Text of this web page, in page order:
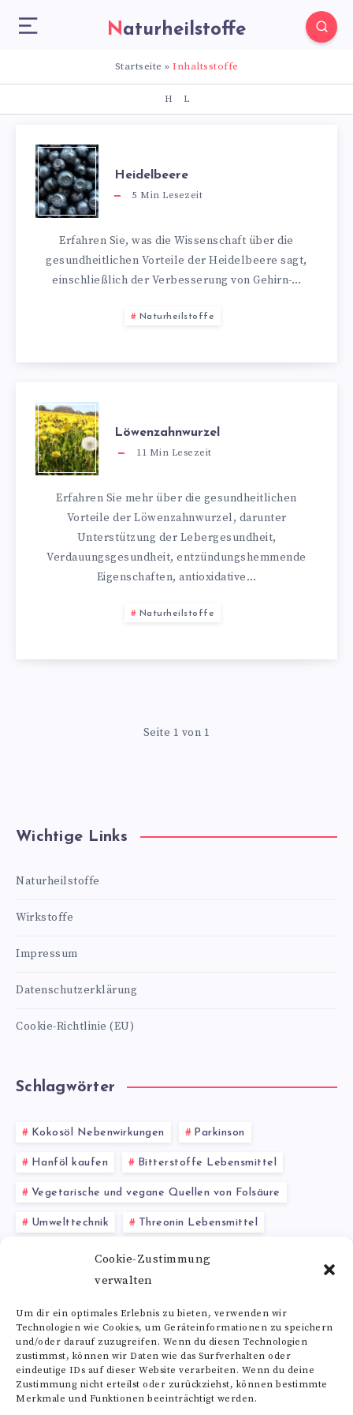
Cookie-Zustimmung
verwalten
Um dir ein optimales Erlebnis zu bieten, verwenden wir
Technologien wie Cookies, um Geräteinformationen zu speichern
und/oder darauf zuzugreifen. Wenn du diesen Technologien
zustimmst, können wir Daten wie das Surfverhalten oder
eindeutige IDs auf dieser Website verarbeiten. Wenn du deine
Zustimmung nicht erteilst oder zurückziehst, können bestimmte
Merkmale und Funktionen beeinträchtigt werden.
Naturheilstoffe
Startseite » Inhaltsstoffe
H L
Heidelbeere
5 Min Lesezeit
Erfahren Sie, was die Wissenschaft über die
gesundheitlichen Vorteile der Heidelbeere sagt,
einschließlich der Verbesserung von Gehirn-…
Naturheilstoffe
Löwenzahnwurzel
11 Min Lesezeit
Erfahren Sie mehr über die gesundheitlichen
Vorteile der Löwenzahnwurzel, darunter
Unterstützung der Lebergesundheit,
Verdauungsgesundheit, entzündungshemmende
Eigenschaften, antioxidative…
Naturheilstoffe
Seite 1 von 1
Wichtige Links
Naturheilstoffe
Wirkstoffe
Impressum
Datenschutzerklärung
Cookie-Richtlinie (EU)
Schlagwörter
Kokosöl Nebenwirkungen Parkinson
Hanföl kaufen Bitterstoffe Lebensmittel
Vegetarische und vegane Quellen von Folsäure
Umwelttechnik Threonin Lebensmittel
Vitamin K2 Quellen venöse Insuffizienz
Methionin Tabletten
Alle Schlagwörter